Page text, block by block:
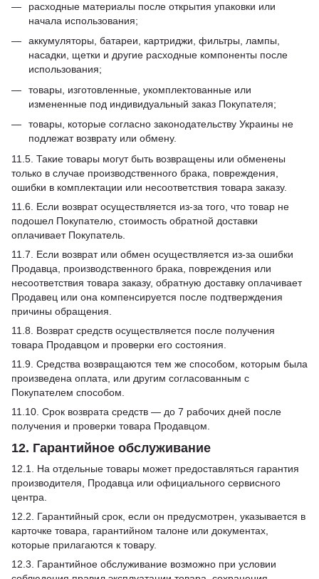
расходные материалы после открытия упаковки или
начала использования;
аккумуляторы, батареи, картриджи, фильтры, лампы,
насадки, щетки и другие расходные компоненты после
использования;
товары, изготовленные, укомплектованные или
измененные под индивидуальный заказ Покупателя;
товары, которые согласно законодательству Украины не
подлежат возврату или обмену.
11.5. Такие товары могут быть возвращены или обменены
только в случае производственного брака, повреждения,
ошибки в комплектации или несоответствия товара заказу.
11.6. Если возврат осуществляется из-за того, что товар не
подошел Покупателю, стоимость обратной доставки
оплачивает Покупатель.
11.7. Если возврат или обмен осуществляется из-за ошибки
Продавца, производственного брака, повреждения или
несоответствия товара заказу, обратную доставку оплачивает
Продавец или она компенсируется после подтверждения
причины обращения.
11.8. Возврат средств осуществляется после получения
товара Продавцом и проверки его состояния.
11.9. Средства возвращаются тем же способом, которым была
произведена оплата, или другим согласованным с
Покупателем способом.
11.10. Срок возврата средств — до 7 рабочих дней после
получения и проверки товара Продавцом.
12. Гарантийное обслуживание
12.1. На отдельные товары может предоставляться гарантия
производителя, Продавца или официального сервисного
центра.
12.2. Гарантийный срок, если он предусмотрен, указывается в
карточке товара, гарантийном талоне или документах,
которые прилагаются к товару.
12.3. Гарантийное обслуживание возможно при условии